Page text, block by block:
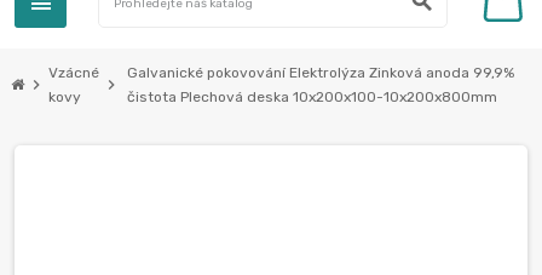
chevron_right
Vzácné
kovy
chevron_right
Galvanické pokovování Elektrolýza Zinková anoda 99,9%
čistota Plechová deska 10x200x100-10x200x800mm